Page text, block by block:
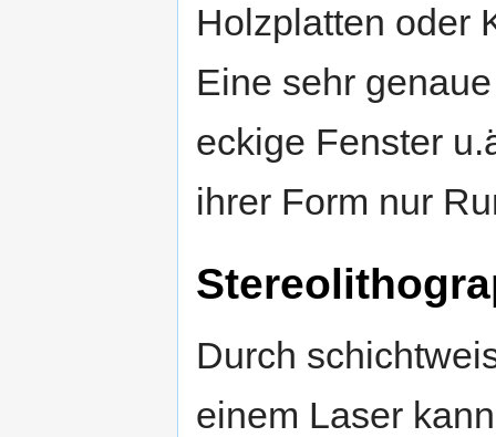
Holzplatten oder
Eine sehr
eckige Fenster
ihrer Form nur
Durch
einem Laser